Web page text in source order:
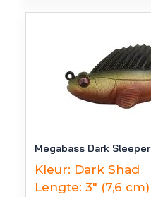
Megabass Dark Sleeper
Kleur: Dark Shad
Lengte: 3" (7,6 cm)